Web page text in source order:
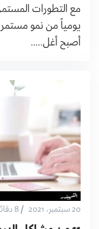
مع التطورات
يومياً من نمو
أصبح أغل.....
20 سبتمبر، 2021 /8 دقائق مده القراءة